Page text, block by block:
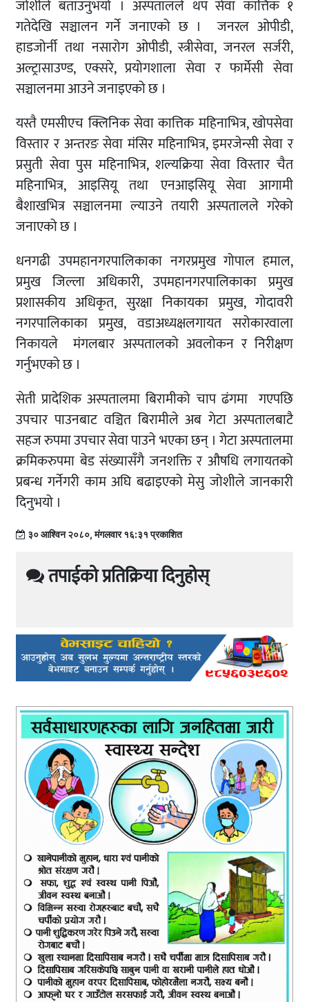
जोशीले बताउनुभयो । अस्पतालले थप सेवा कात्तिक १
गतेदेखि सञ्चालन गर्ने जनाएको छ । जनरल ओपीडी,
हाडजोर्नी तथा नसारोग ओपीडी, स्त्रीसेवा, जनरल सर्जरी,
अल्ट्रासाउण्ड, एक्सरे, प्रयोगशाला सेवा र फार्मेसी सेवा
सञ्चालनमा आउने जनाइएको छ ।
यस्तै एमसीएच क्लिनिक सेवा कात्तिक महिनाभित्र, खोपसेवा
विस्तार र अन्तरङ सेवा मंसिर महिनाभित्र, इमरजेन्सी सेवा र
प्रसुती सेवा पुस महिनाभित्र, शल्यक्रिया सेवा विस्तार चैत
महिनाभित्र, आइसियू तथा एनआइसियू सेवा आगामी
बैशाखभित्र सञ्चालनमा ल्याउने तयारी अस्पतालले गरेको
जनाएको छ ।
धनगढी उपमहानगरपालिकाका नगरप्रमुख गोपाल हमाल,
प्रमुख जिल्ला अधिकारी, उपमहानगरपालिकाका प्रमुख
प्रशासकीय अधिकृत, सुरक्षा निकायका प्रमुख, गोदावरी
नगरपालिकाका प्रमुख, वडाअध्यक्षलगायत सरोकारवाला
निकायले मंगलबार अस्पतालको अवलोकन र निरीक्षण
गर्नुभएको छ ।
सेती प्रादेशिक अस्पतालमा बिरामीको चाप ढंगमा गएपछि
उपचार पाउनबाट वञ्चित बिरामीले अब गेटा अस्पतालबाटै
सहज रुपमा उपचार सेवा पाउने भएका छन् । गेटा अस्पतालमा
क्रमिकरुपमा बेड संख्यासँगै जनशक्ति र औषधि लगायतको
प्रबन्ध गर्नेगरी काम अघि बढाइएको मेसु जोशीले जानकारी
दिनुभयो ।
३० आश्विन २०८०, मंगलवार १६:३१ प्रकाशित
तपाईको प्रतिक्रिया दिनुहोस्